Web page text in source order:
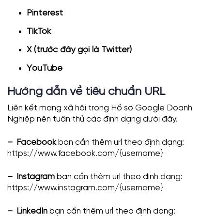
Pinterest
TikTok
X (trước đây gọi là Twitter)
YouTube
Hướng dẫn về tiêu chuẩn URL
Liên kết mạng xã hội trong Hồ sơ Google Doanh
Nghiệp nên tuân thủ các định dạng dưới đây.
– Facebook bạn cần thêm url theo định dạng:
https://www.facebook.com/{username}
– Instagram bạn cần thêm url theo định dạng:
https://www.instagram.com/{username}
– LinkedIn bạn cần thêm url theo định dạng: